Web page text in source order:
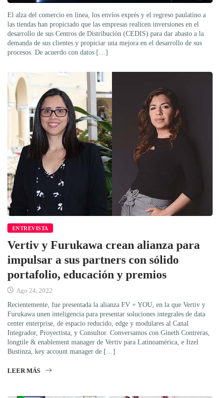
El alza del comercio en línea, los envíos exprés y el regreso paulatino a
las tiendas han propiciado que las empresas realicen inversiones en el
desarrollo de sus Centros de Distribución (CEDIS) para dar abasto a la
demanda de sus clientes y propiciar una mejora en el desarrollo de sus
procesos. De acuerdo con datos […]
ENTREVISTA
Vertiv y Furukawa crean alianza para
impulsar a sus partners con sólido
portafolio, educación y premios
Ago 24, 2022
Recientemente, fue presentada la alianza FV + YOU, en la que Vertiv y
Furukawa unen inteligencia para presentar soluciones integrales de data
center enterprise, de espacio reducido, edge y modulares al Canal
Integrador, Proyectista, y Consultor. Conversamos con Gineth Contreras,
longtile & enablement manager de Vertiv para Latinoamérica, e Itzel
Bustinza, key account manager de […]
LEER MÁS